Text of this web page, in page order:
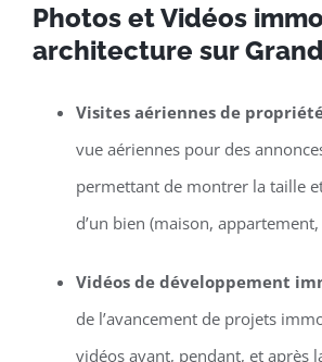
Photos et Vidéos
architecture sur
Visites aériennes de
vue aériennes pour des
permettant de montrer la taille
d’un bien (maison,
Vidéos de développement
de l’avancement de projets
vidéos avant, pendant, et après